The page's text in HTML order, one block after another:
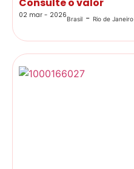
Consulte o valor
02 mar - 2026Brasil - Rio de Janeiro